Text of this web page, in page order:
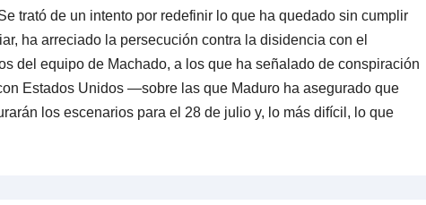
trató de un intento por redefinir lo que ha quedado sin cumplir
ha arreciado la persecución contra la disidencia con el
del equipo de Machado, a los que ha señalado de conspiración
Estados Unidos —sobre las que Maduro ha asegurado que
los escenarios para el 28 de julio y, lo más difícil, lo que